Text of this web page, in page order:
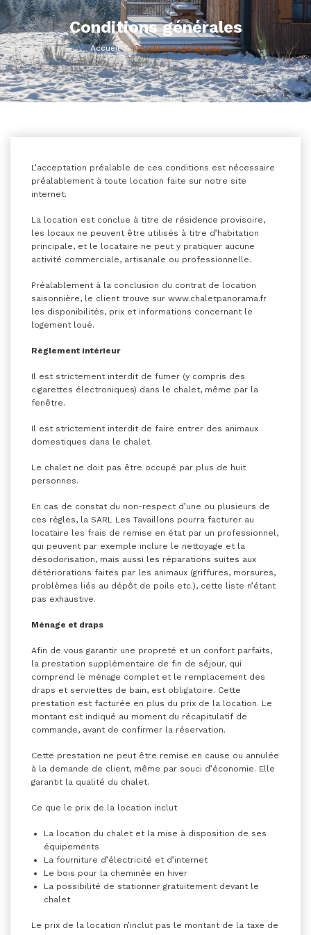
Conditions générales
Accueil Conditions générales
L’acceptation préalable de ces conditions est nécessaire
préalablement à toute location faite sur notre site
internet.
La location est conclue à titre de résidence provisoire,
les locaux ne peuvent être utilisés à titre d’habitation
principale, et le locataire ne peut y pratiquer aucune
activité commerciale, artisanale ou professionnelle.
Préalablement à la conclusion du contrat de location
saisonnière, le client trouve sur www.chaletpanorama.fr
les disponibilités, prix et informations concernant le
logement loué.
Règlement intérieur
Il est strictement interdit de fumer (y compris des
cigarettes électroniques) dans le chalet, même par la
fenêtre.
Il est strictement interdit de faire entrer des animaux
domestiques dans le chalet.
Le chalet ne doit pas être occupé par plus de huit
personnes.
En cas de constat du non-respect d’une ou plusieurs de
ces règles, la SARL Les Tavaillons pourra facturer au
locataire les frais de remise en état par un professionnel,
qui peuvent par exemple inclure le nettoyage et la
désodorisation, mais aussi les réparations suites aux
détériorations faites par les animaux (griffures, morsures,
problèmes liés au dépôt de poils etc.), cette liste n’étant
pas exhaustive.
Ménage et draps
Afin de vous garantir une propreté et un confort parfaits,
la prestation supplémentaire de fin de séjour, qui
comprend le ménage complet et le remplacement des
draps et serviettes de bain, est obligatoire. Cette
prestation est facturée en plus du prix de la location. Le
montant est indiqué au moment du récapitulatif de
commande, avant de confirmer la réservation.
Cette prestation ne peut être remise en cause ou annulée
à la demande de client, même par souci d’économie. Elle
garantit la qualité du chalet.
Ce que le prix de la location inclut
La location du chalet et la mise à disposition de ses
équipements
La fourniture d’électricité et d’internet
Le bois pour la cheminée en hiver
La possibilité de stationner gratuitement devant le
chalet
Le prix de la location n’inclut pas le montant de la taxe de